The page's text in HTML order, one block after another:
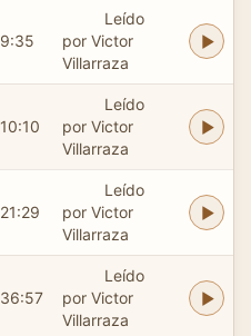
9:35
Leído
por Victor
Villarraza
10:10
Leído
por Victor
Villarraza
21:29
Leído
por Victor
Villarraza
36:57
Leído
por Victor
Villarraza